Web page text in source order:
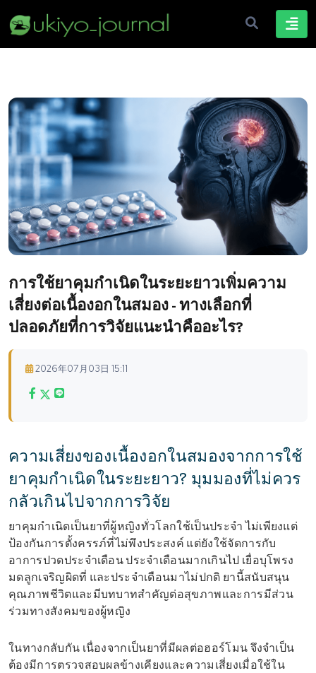
การใช้ยาคุมกำเนิดในระยะยาวเพิ่มความ
เสี่ยงต่อเนื้องอกในสมอง - ทางเลือกที่
ปลอดภัยที่การวิจัยแนะนำคืออะไร?
2026年07月03日 15:11
ความเสี่ยงของเนื้องอกในสมองจากการใช้
ยาคุมกำเนิดในระยะยาว? มุมมองที่ไม่ควร
กลัวเกินไปจากการวิจัย
ยาคุมกำเนิดเป็นยาที่ผู้หญิงทั่วโลกใช้เป็นประจำ ไม่เพียงแต่
ป้องกันการตั้งครรภ์ที่ไม่พึงประสงค์ แต่ยังใช้จัดการกับ
อาการปวดประจำเดือน ประจำเดือนมากเกินไป เยื่อบุโพรง
มดลูกเจริญผิดที่ และประจำเดือนมาไม่ปกติ ยานี้สนับสนุน
คุณภาพชีวิตและมีบทบาทสำคัญต่อสุขภาพและการมีส่วน
ร่วมทางสังคมของผู้หญิง
ในทางกลับกัน เนื่องจากเป็นยาที่มีผลต่อฮอร์โมน จึงจำเป็น
ต้องมีการตรวจสอบผลข้างเคียงและความเสี่ยงเมื่อใช้ใน